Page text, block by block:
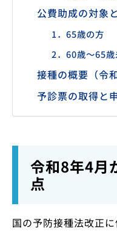
公費助成の対象
1．65歳の方
2．60歳〜65歳
接種の概要（令
予診票の取得と
令和8年4月
点
国の予防接種法改正